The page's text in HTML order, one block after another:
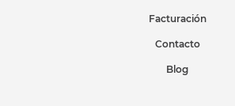
Facturación
Contacto
Blog